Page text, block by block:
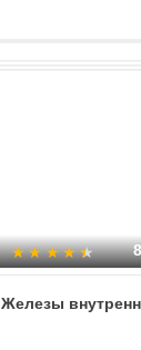
Железы